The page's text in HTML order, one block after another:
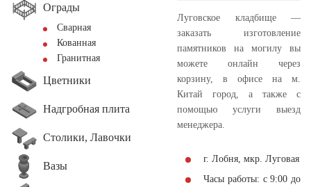
Ограды
Сварная
Кованная
Гранитная
Цветники
Надгробная плита
Столики, Лавочки
Вазы
Луговское кладбище —
заказать изготовление
памятников на могилу вы
можете онлайн через
корзину, в офисе на м.
Китай город, а также с
помощью услуги выезд
менеджера.
г. Лобня, мкр. Луговая
Часы работы: с 9:00 до